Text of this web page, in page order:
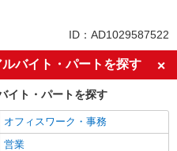
土日祝休み
社会保険あり
社員登用あり
ID：AD1029587522
バイト・パートを探す
イト・パートを探す
オフィスワーク・事務
営業